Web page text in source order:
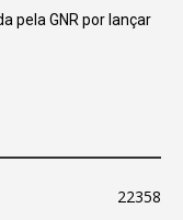
pela GNR por lançar
22358